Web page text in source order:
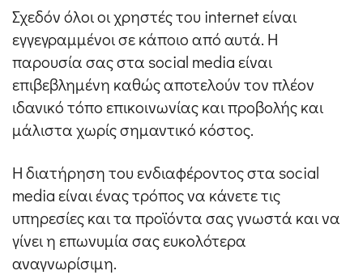
Σχεδόν όλοι οι χρηστές του internet είναι
εγγεγραμμένοι σε κάποιο από αυτά. Η
παρουσία σας στα social media είναι
επιβεβλημένη καθώς αποτελούν τον πλέον
ιδανικό τόπο επικοινωνίας και προβολής και
μάλιστα χωρίς σημαντικό κόστος.
Η διατήρηση του ενδιαφέροντος στα social
media είναι ένας τρόπος να κάνετε τις
υπηρεσίες και τα προϊόντα σας γνωστά και να
γίνει η επωνυμία σας ευκολότερα
αναγνωρίσιμη.